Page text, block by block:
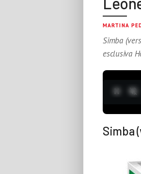
MARTINA
Simba
esclusiva
Simba